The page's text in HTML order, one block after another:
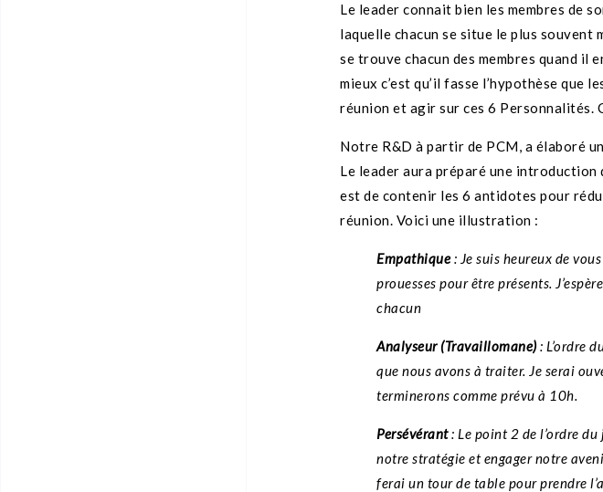
Le leader connait bien les membres de
laquelle chacun se situe le plus souvent
se trouve chacun des membres quand il
mieux c’est qu’il fasse l’hypothèse que
réunion et agir sur ces 6 Personnalités.
Notre R&D à partir de PCM, a élaboré
Le leader aura préparé une
est de contenir les 6 antidotes pour
réunion. Voici une illustration :
Empathique: Je suis heureux de
prouesses pour être présents.
chacun
Analyseur (Travaillomane) : L’ordre
que nous avons à traiter. Je serai
terminerons comme prévu à 10h.
Persévérant: Le point 2 de l’ordre
notre stratégie et engager notre
ferai un tour de table pour prendre